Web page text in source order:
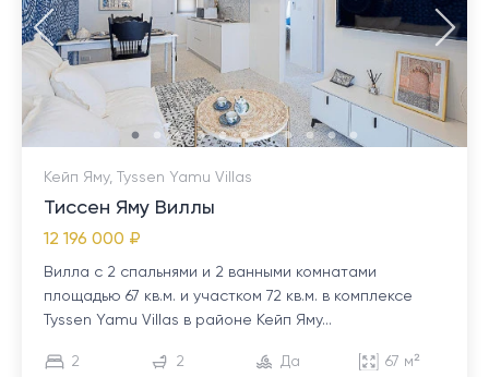
Кейп Яму, Tyssen Yamu Villas
Тиссен Яму Виллы
12 196 000 ₽
Вилла с 2 спальнями и 2 ванными комнатами
площадью 67 кв.м. и участком 72 кв.м. в комплексе
Tyssen Yamu Villas в районе Кейп Яму...
2 2 Да 67 м²